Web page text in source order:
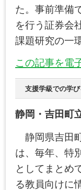
た。事前準備
を行う証券会
課題研究の一
この記事を電
支援学級での学
静岡・吉田町
静岡県吉田
は、毎年、特
としてまとめ
る教員向けに